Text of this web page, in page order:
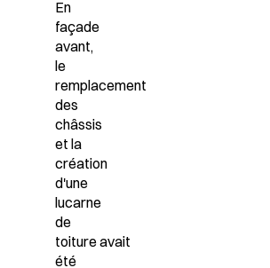
En
façade
avant,
le
remplacement
des
châssis
et la
création
d'une
lucarne
de
toitureavait
été